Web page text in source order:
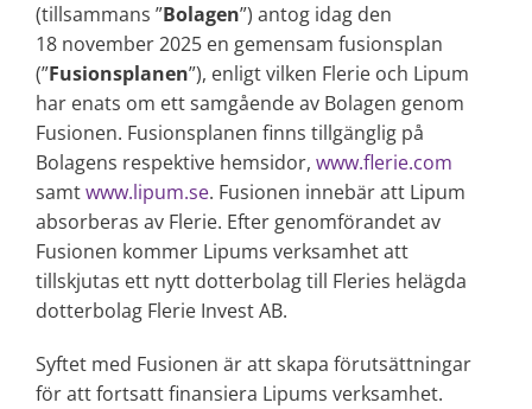
(tillsammans ”Bolagen”) antog idag den
18 november 2025 en gemensam fusionsplan
(”Fusionsplanen”), enligt vilken Flerie och Lipum
har enats om ett samgående av Bolagen genom
Fusionen. Fusionsplanen finns tillgänglig på
Bolagens respektive hemsidor, www.flerie.com
samtwww.lipum.se. Fusionen innebär att Lipum
absorberas av Flerie. Efter genomförandet av
Fusionen kommer Lipums verksamhet att
tillskjutas ett nytt dotterbolag till Fleries helägda
dotterbolag Flerie Invest AB.
Syftet med Fusionen är att skapa förutsättningar
för att fortsatt finansiera Lipums verksamhet.